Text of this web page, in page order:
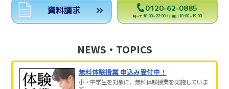
資料請求 0120-62-0885
月～土 10:00～22:00 / 日曜日 10:00～19:00
NEWS・TOPICS
無料体験授業 申込み受付中！
小・中学生を対象に、無料体験授業を実施していま